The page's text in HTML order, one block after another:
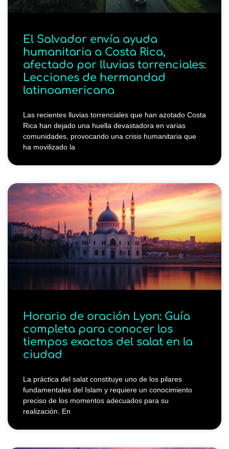
El Salvador envía ayuda
humanitaria a Costa Rica,
afectado por lluvias torrenciales:
Lecciones de hermandad
latinoamericana
Las recientes lluvias torrenciales que han azotado Costa
Rica han dejado una huella devastadora en varias
comunidades, provocando una crisis humanitaria que
ha movilizado la
Horario de oración Lyon: Guía
completa para conocer los
tiempos exactos del salat en la
ciudad
La práctica del salat constituye uno de los pilares
fundamentales del Islam y requiere un conocimiento
preciso de los momentos adecuados para su
realización. En